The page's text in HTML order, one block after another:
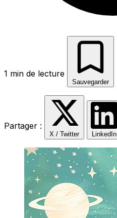
1 min de lecture
Sauvegarder
Partager :
X / Twitter LinkedIn